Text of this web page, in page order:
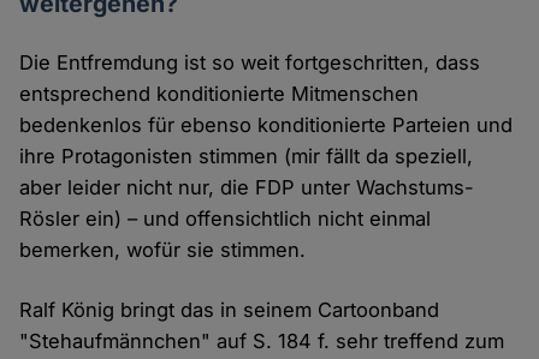
Die Entfremdung ist so weit fortgeschritten, dass
entsprechend konditionierte Mitmenschen
bedenkenlos für ebenso konditionierte Parteien und
ihre Protagonisten stimmen (mir fällt da speziell,
aber leider nicht nur, die FDP unter Wachstums-
Rösler ein) – und offensichtlich nicht einmal
bemerken, wofür sie stimmen.
Ralf König bringt das in seinem Cartoonband
"Stehaufmännchen" auf S. 184 f. sehr treffend zum